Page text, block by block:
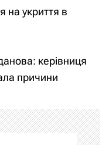
на укриття в
керівниця
причини